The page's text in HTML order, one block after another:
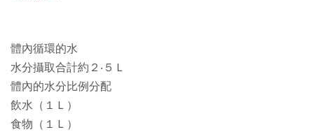
體內循環的水
水分攝取合計約２‧５Ｌ
體內的水分比例分配
飲水（１Ｌ）
食物（１Ｌ）